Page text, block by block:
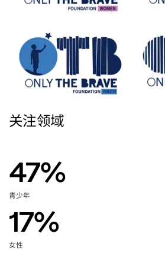
关注领域
47%
青少年
17%
女性